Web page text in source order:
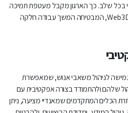
בכל שלב. כך הארגון מקבל מעטפת תמיכה
מלאה, הן מצד מאנדיי והן מצד Web3D, המבטיחה המשך עבודה חלקה
לניהול משאבי אנוש, שמאפשרת
שלהם ולהתמודד בצורה אפקטיבית עם
הכלים המתקדמים שמאנדיי מציעה, ניתן